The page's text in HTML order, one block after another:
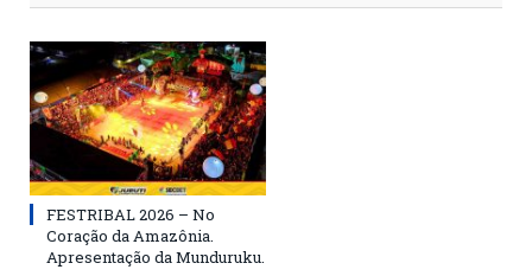
FESTRIBAL 2026 – No
Coração da Amazônia.
Apresentação da Munduruku.